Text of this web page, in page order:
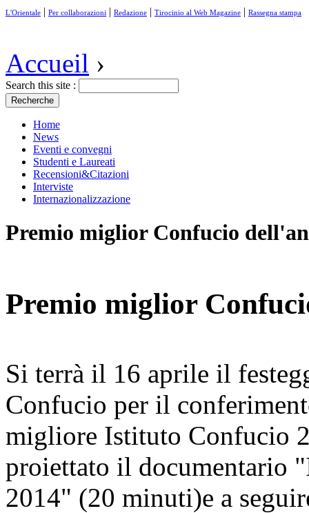
L'Orientale | Per collaborazioni | Redazione | Tirocinio al Web Magazine | Rassegna stampa
Accueil ›
Search this site :
Home
News
Eventi e convegni
Studenti e Laureati
Recensioni&Citazioni
Interviste
Internazionalizzazione
Premio miglior Confucio
Premio miglior
Si terrà il 16 aprile il
Confucio per il
migliore Istituto Confucio
proiettato il documentario
2014" (20 minuti)e a